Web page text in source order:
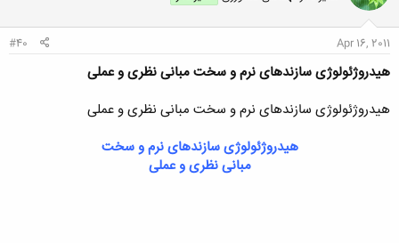
ا
Apr 16, 2011
#40
هيدروژئولوژی سازندهای نرم و سخت مبانی نظری و عملی
هيدروژئولوژی سازندهای نرم و سخت مبانی نظری و عملی
هيدروژئولوژی سازندهای نرم و سخت
مبانی نظری و عملی